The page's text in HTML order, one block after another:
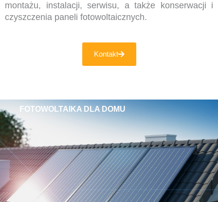
montażu, instalacji, serwisu, a także konserwacji i
czyszczenia paneli fotowoltaicznych.
Kontakt
FOTOWOLTAIKA DLA DOMU